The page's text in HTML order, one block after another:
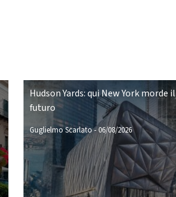
Hudson Yards: qui New York morde il
futuro
Guglielmo Scarlato-06/08/2026